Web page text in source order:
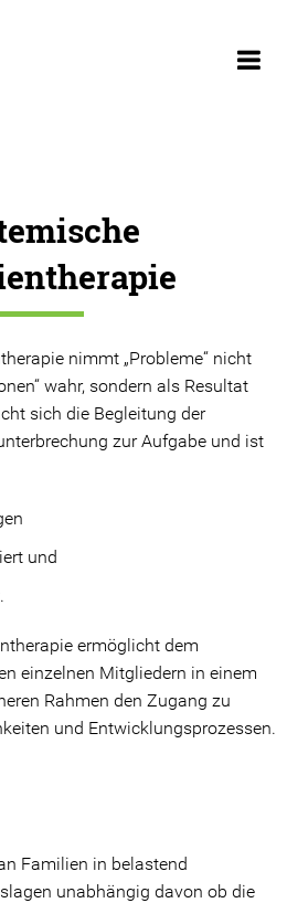
nimmt „Probleme“ nicht
wahr, sondern als Resultat
sich die Begleitung der
zur Aufgabe und ist
und
ermöglicht dem
einzelnen Mitgliedern in einem
Rahmen den Zugang zu
und Entwicklungsprozessen.
Familien in belastend
unabhängig davon ob die